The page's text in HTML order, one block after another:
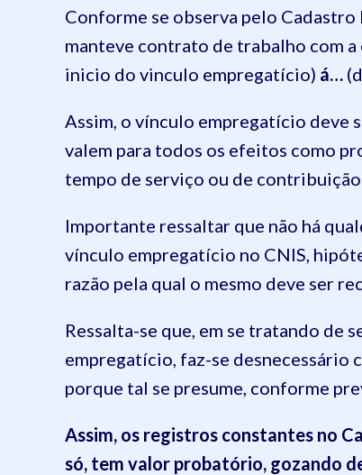
Conforme se observa pelo
manteve contrato de trabalho com a
inicio do vinculo empregatício) á…
Assim, o vínculo empregatício deve
valem para todos os efeitos como
tempo de serviço ou de
Importante ressaltar que não há
vínculo empregatício no CNIS,
razão pela qual o mesmo deve ser
Ressalta-se que, em se tratando de
empregatício, faz-se
porque tal se presume, conforme
Assim, os registros constantes no
só, tem valor probatório, gozando